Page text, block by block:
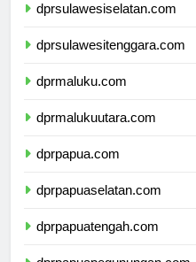
dprsulawesiselatan.com
dprsulawesitenggara.com
dprmaluku.com
dprmalukuutara.com
dprpapua.com
dprpapuaselatan.com
dprpapuatengah.com